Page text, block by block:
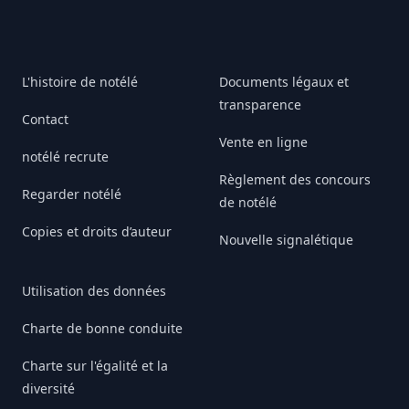
L'histoire de notélé
Contact
notélé recrute
Regarder notélé
Copies et droits d’auteur
Utilisation des données
Charte de bonne conduite
Charte sur l'égalité et la
diversité
Documents légaux et
transparence
Vente en ligne
Règlement des concours
de notélé
Nouvelle signalétique